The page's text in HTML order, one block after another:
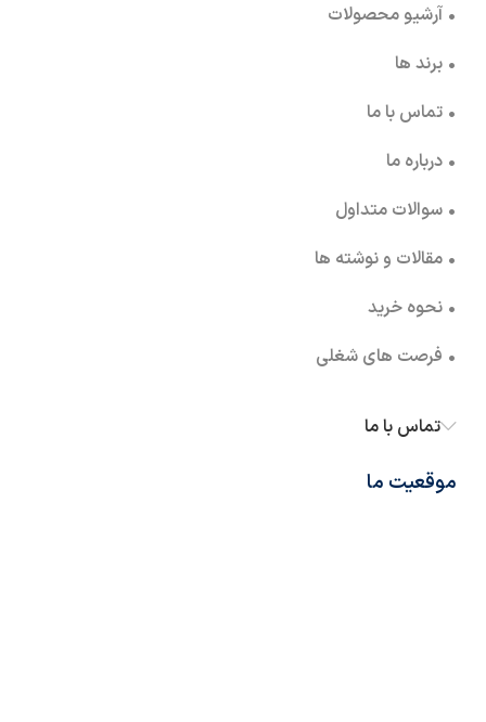
• آرشیو محصولات
• برند ها
• تماس با ما
• درباره ما
• سوالات متداول
• مقالات و نوشته ها
• نحوه خرید
• فرصت های شغلی
تماس با ما
موقعیت ما